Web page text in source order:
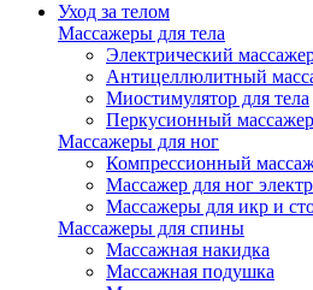
Уход за телом
Массажеры для тела
Электрический
Антицеллюлитный
Миостимулятор для тела
Перкусионный массажер
Массажеры для ног
Компрессионный
Массажер для ног
Массажеры для икр и
Массажеры для спины
Массажная накидка
Массажная подушка